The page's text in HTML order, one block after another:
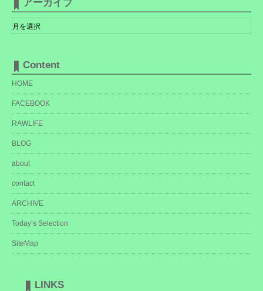
ー
アーカイブ
ー
カ
Content
HOME
FACEBOOK
RAWLIFE
BLOG
about
contact
ARCHIVE
Today’s Selection
SiteMap
LINKS